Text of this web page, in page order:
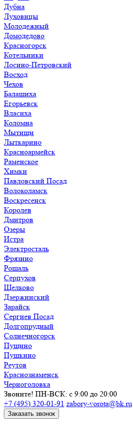
Дубна
Луховицы
Молодежный
Домодедово
Красногорск
Котельники
Лосино-Петровский
Восход
Чехов
Балашиха
Егорьевск
Власиха
Коломна
Мытищи
Лыткарино
Красноармейск
Раменское
Химки
Павловский Посад
Волоколамск
Воскресенск
Королев
Дмитров
Озеры
Истра
Электросталь
Фрязино
Рошаль
Серпухов
Щелково
Дзержинский
Зарайск
Сергиев Посад
Долгопрудный
Солнечногорск
Пущино
Пушкино
Реутов
Краснознаменск
Черноголовка
Звоните! ПН-ВСК: с 9:00 до 20:00
+7 (495) 320-01-91 zabory-vorota@bk.ru
Заказать звонок